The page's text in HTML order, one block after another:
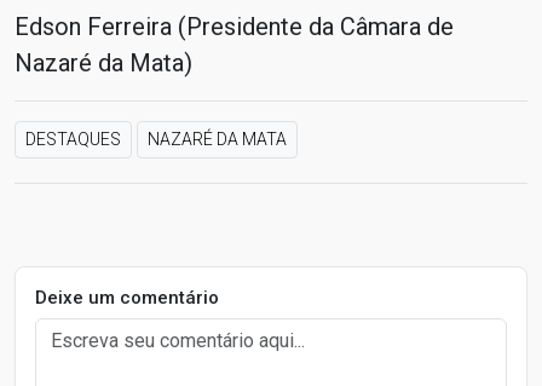
Edson Ferreira (Presidente da Câmara de
Nazaré da Mata)
DESTAQUES NAZARÉ DA MATA
Deixe um comentário